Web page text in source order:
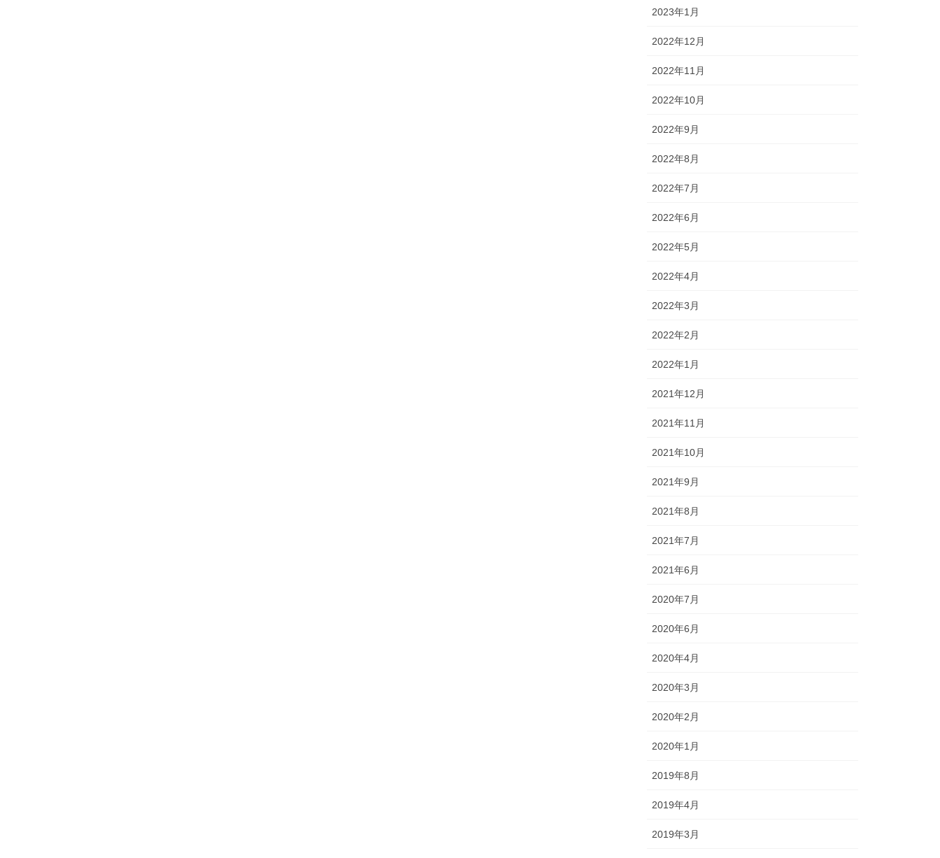
2023年1月
2022年12月
2022年11月
2022年10月
2022年9月
2022年8月
2022年7月
2022年6月
2022年5月
2022年4月
2022年3月
2022年2月
2022年1月
2021年12月
2021年11月
2021年10月
2021年9月
2021年8月
2021年7月
2021年6月
2020年7月
2020年6月
2020年4月
2020年3月
2020年2月
2020年1月
2019年8月
2019年4月
2019年3月